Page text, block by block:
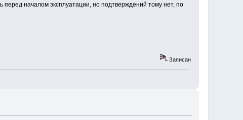
началом эксплуатации, но подтверждений тому нет, по
Записан